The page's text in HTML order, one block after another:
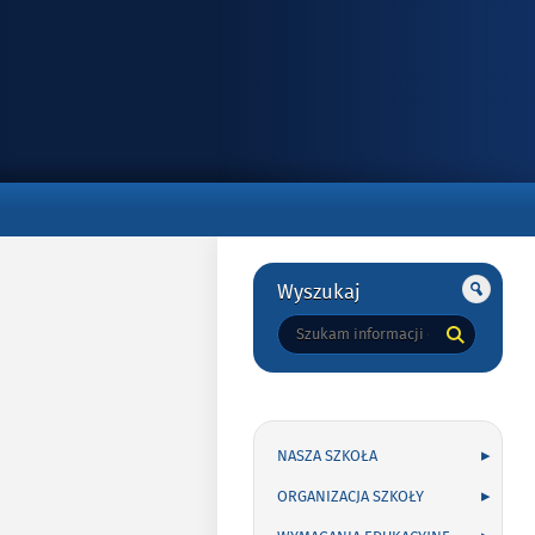
Gorne
Wyszukaj
Tutaj
wpisz
NASZA SZKOŁA
ORGANIZACJA SZKOŁY